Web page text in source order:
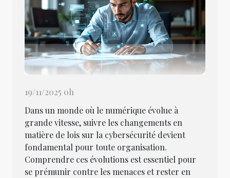
19/11/2025 0h
Dans un monde où le numérique évolue à
grande vitesse, suivre les changements en
matière de lois sur la cybersécurité devient
fondamental pour toute organisation.
Comprendre ces évolutions est essentiel pour
se prémunir contre les menaces et rester en